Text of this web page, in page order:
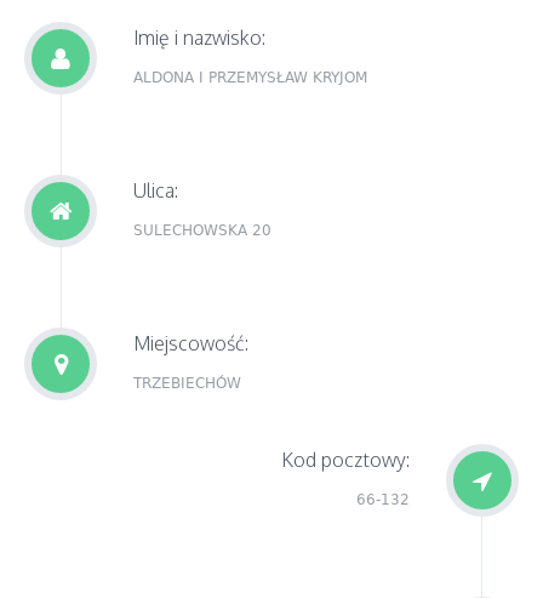
Imię i nazwisko:
ALDONA I PRZEMYSŁAW KRYJOM
Ulica:
SULECHOWSKA 20
Miejscowość:
TRZEBIECHÓW
Kod pocztowy:
66-132